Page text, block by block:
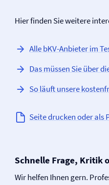
Hier finden Sie weitere
Alle bKV-Anbieter im
Das müssen Sie über
So läuft unsere
Seite drucken oder als
Schnelle Frage, Kritik
Wir helfen Ihnen gern.